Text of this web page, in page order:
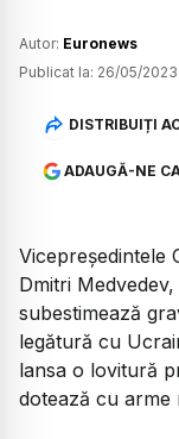
Autor: Euronews
Publicat la: 26/05/2023
DISTRIBUIȚI
ADAUGĂ-NE
Vicepreşedintele
Dmitri
subestimează
legătură cu
lansa o lovitură
dotează cu arme